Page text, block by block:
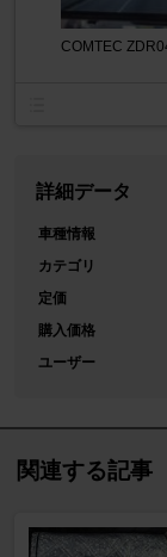
COMTEC
詳細データ
車種情報
カテゴリ
定価
購入価格
ユーザー
関連する記事